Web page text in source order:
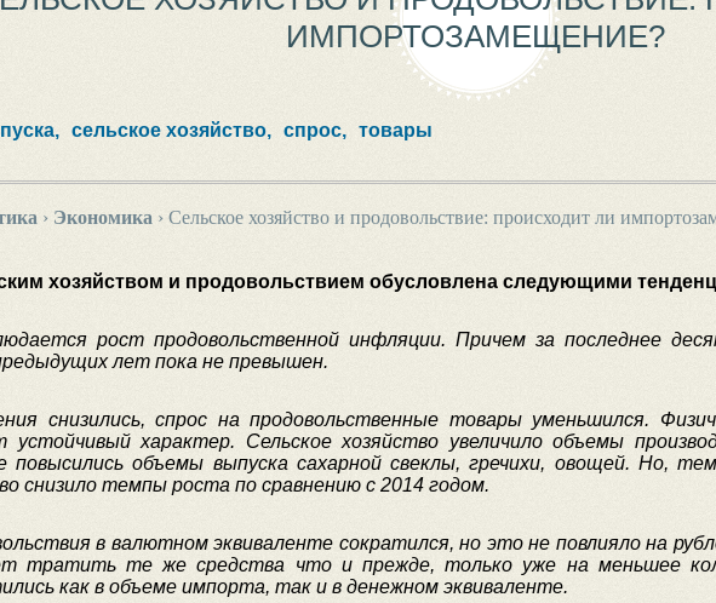
ИМПОРТОЗАМЕЩЕНИЕ?
сельское хозяйство, спрос, товары
› Экономика › Cельское хозяйство и продовольствие: происходит ли
хозяйством и продовольствием обусловлена следующими
рост продовольственной инфляции. Причем за последнее
лет пока не превышен.
снизились, спрос на продовольственные товары уменьшился.
устойчивый характер. Сельское хозяйство увеличило объемы
повысились объемы выпуска сахарной свеклы, гречихи, овощей. Но,
снизило темпы роста по сравнению с 2014 годом.
в валютном эквиваленте сократился, но это не повлияло на
тратить те же средства что и прежде, только уже на меньшее
как в объеме импорта, так и в денежном эквиваленте.